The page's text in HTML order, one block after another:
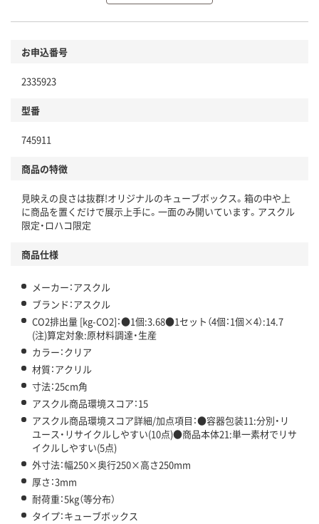
本体
仕組
この商品の環境配慮ポイントです。下記商品詳細「
アスクル商品環境スコア詳細／加点項目
」で確認できます。
お申込番号
2335923
型番
745911
商品の特徴
見映えの良さは抜群!オリジナルのキューブボックス。箱の中や上
に商品を置くだけで展示上手に。一面のみ開いています。アスクル
限定・ロハコ限定
商品仕様
メーカー：アスクル
ブランド：アスクル
CO2排出量 [kg-CO2]：●1個:3.68●1セット（4個：1個×4）:14.7
(注)算定対象:原材料調達・生産
カラー：クリア
材質：アクリル
寸法：25cm角
アスクル商品環境スコア：15
アスクル商品環境スコア詳細/加点項目：●容器包装11:分別・リ
ユース・リサイクルしやすい(10点)●商品本体21:単一素材でリサ
イクルしやすい(5点)
外寸法：幅250×奥行250×高さ250mm
厚さ：3mm
耐荷重：5kg（等分布）
タイプ：キューブボックス